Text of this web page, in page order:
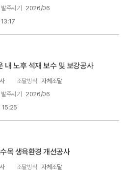
발주시기 2026/06
내 노후 석재 보수 및 보강공사
조달방식 자체조달
발주시기 2026/06
목 생육환경 개선공사
조달방식 자체조달